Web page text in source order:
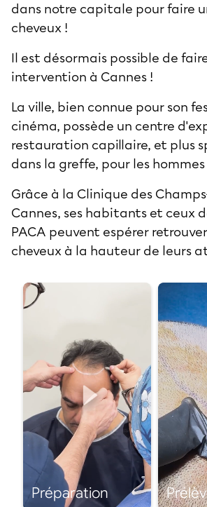
dans notre capitale pour faire
cheveux !
Il est désormais possible de
intervention à Cannes !
La ville, bien connue pour son
cinéma, possède un centre
restauration capillaire, et plus
dans la greffe, pour les
Grâce à la Clinique des
Cannes, ses habitants et ceux
PACA peuvent espérer
cheveux à la hauteur de leurs